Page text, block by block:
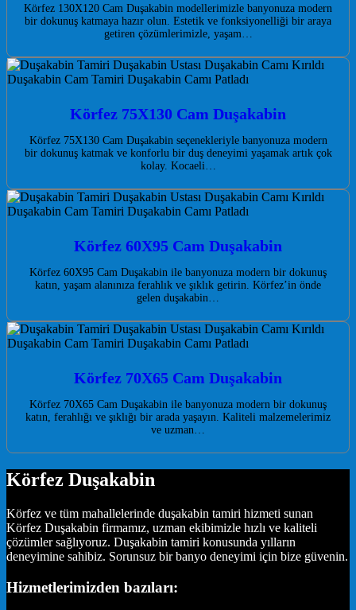
Körfez 130X120 Cam Duşakabin modellerimizle banyonuza modern
bir dokunuş katmaya hazır olun. Estetik ve fonksiyonelliği bir araya
getiren çözümlerimizle, yaşam…
Körfez 75X130 Cam Duşakabin
Körfez 75X130 Cam Duşakabin seçenekleriyle banyonuza modern
bir dokunuş katmak ve konforlu bir duş deneyimi yaşamak artık çok
kolay. Kocaeli…
Körfez 60X95 Cam Duşakabin
Körfez 60X95 Cam Duşakabin ile banyonuza modern bir dokunuş
katın, yaşam alanınıza ferahlık ve şıklık getirin. Körfez’in önde
gelen duşakabin…
Körfez 70X65 Cam Duşakabin
Körfez 70X65 Cam Duşakabin ile banyonuza modern bir dokunuş
katın, ferahlığı ve şıklığı bir arada yaşayın. Kaliteli malzemelerimiz
ve uzman…
Körfez Duşakabin
Körfez ve tüm mahallelerinde duşakabin tamiri hizmeti sunan
Körfez Duşakabin firmamız, uzman ekibimizle hızlı ve kaliteli
çözümler sağlıyoruz. Duşakabin tamiri konusunda yılların
deneyimine sahibiz. Sorunsuz bir banyo deneyimi için bize güvenin.
Hizmetlerimizden bazıları: